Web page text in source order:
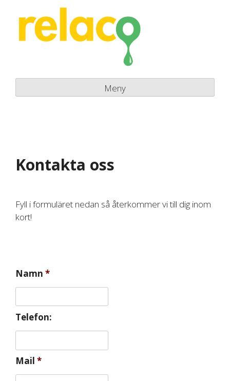
content
Meny
Kontakta oss
Fyll i formuläret nedan så återkommer vi till dig inom
kort!
Namn *
Telefon:
Mail *